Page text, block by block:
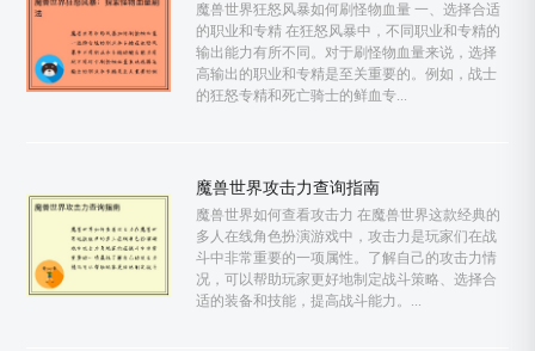
魔兽世界狂怒风暴如何刷怪物血量 一、选择合适
的职业和专精 在狂怒风暴中，不同职业和专精的
输出能力有所不同。对于刷怪物血量来说，选择
高输出的职业和专精是至关重要的。例如，战士
的狂怒专精和死亡骑士的鲜血专...
魔兽世界攻击力查询指南
魔兽世界如何查看攻击力 在魔兽世界这款经典的
多人在线角色扮演游戏中，攻击力是玩家们在战
斗中非常重要的一项属性。了解自己的攻击力情
况，可以帮助玩家更好地制定战斗策略、选择合
适的装备和技能，提高战斗能力。...